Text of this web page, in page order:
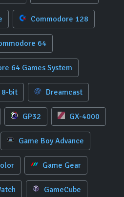
Commodore 128
64
64 Games System
8-bit Dreamcast
GP32 GX-4000
Game Boy Advance
Game Gear
GameCube